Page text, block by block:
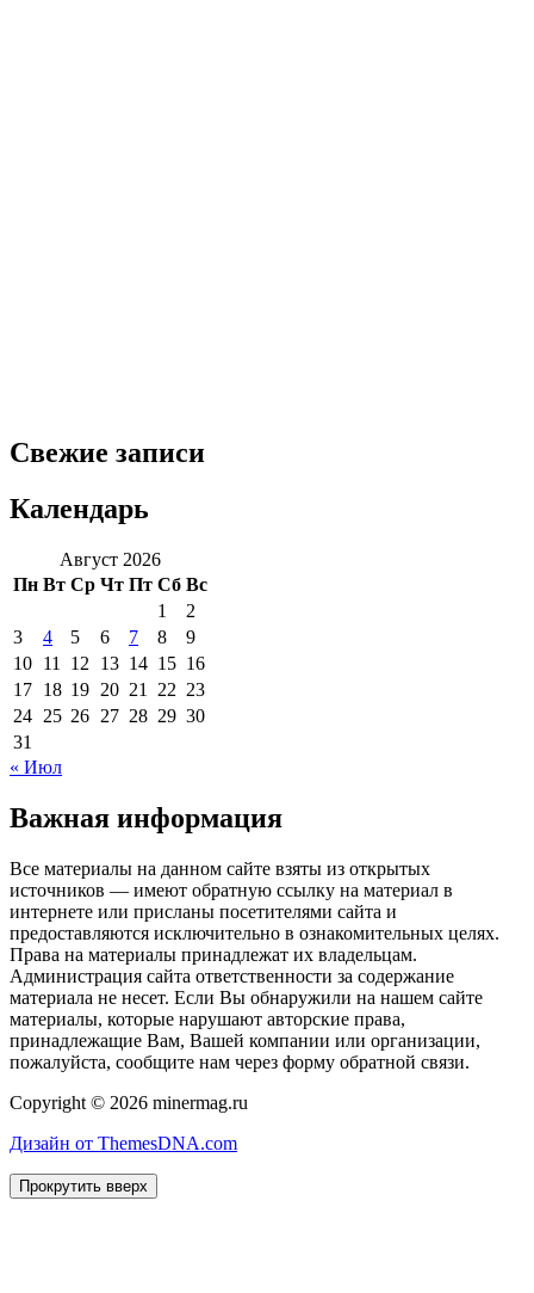
Свежие записи
Календарь
Август 2026
Пн Вт Ср Чт Пт Сб Вс
1
2
3
4 5 6 7 8
9
10 11 12 13 14 15 16
17 18 19 20 21 22 23
24 25 26 27 28 29 30
31
« Июл
Важная информация
Все материалы на данном сайте взяты из открытых
источников — имеют обратную ссылку на материал в
интернете или присланы посетителями сайта и
предоставляются исключительно в ознакомительных целях.
Права на материалы принадлежат их владельцам.
Администрация сайта ответственности за содержание
материала не несет. Если Вы обнаружили на нашем сайте
материалы, которые нарушают авторские права,
принадлежащие Вам, Вашей компании или организации,
пожалуйста, сообщите нам через форму обратной связи.
Copyright © 2026 minermag.ru
Дизайн от ThemesDNA.com
Прокрутить вверх